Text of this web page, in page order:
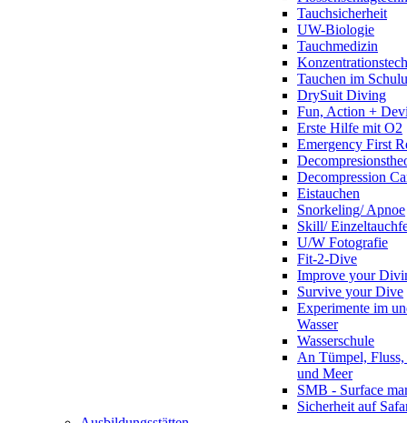
Tauchsicherheit
UW-Biologie
Tauchmedizin
Tauchen im
DrySuit Diving
Fun, Action +
Erste Hilfe mit O2
Emergency First
Decompression
Eistauchen
Snorkeling/ Apnoe
Skill/
U/W Fotografie
Fit-2-Dive
Improve your
Survive your Dive
Experimente im
Wasser
Wasserschule
An Tümpel,
und Meer
SMB - Surface
Sicherheit auf